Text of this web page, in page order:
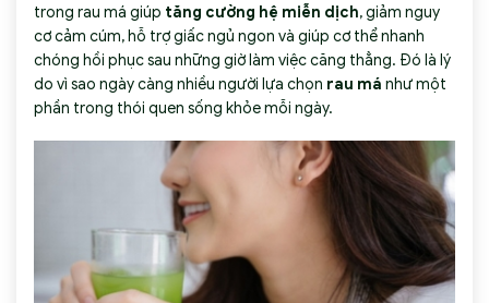
trong rau má giúp tăng cường hệ miễn dịch, giảm nguy
cơ cảm cúm, hỗ trợ giấc ngủ ngon và giúp cơ thể nhanh
chóng hồi phục sau những giờ làm việc căng thẳng. Đó là lý
do vì sao ngày càng nhiều người lựa chọn rau má như một
phần trong thói quen sống khỏe mỗi ngày.